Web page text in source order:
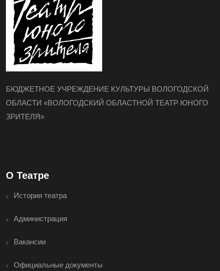
БЮДЖЕТНОЕ УЧРЕЖДЕНИЕ КУЛЬТУРЫ ВОЛОГОДСКОЙ
ОБЛАСТИ «ВОЛОГОДСКИЙ ОБЛАСТНОЙ ТЕАТР ЮНОГО
ЗРИТЕЛЯ»
О Театре
История театра
Администрация
Вакансии
Официальные документы